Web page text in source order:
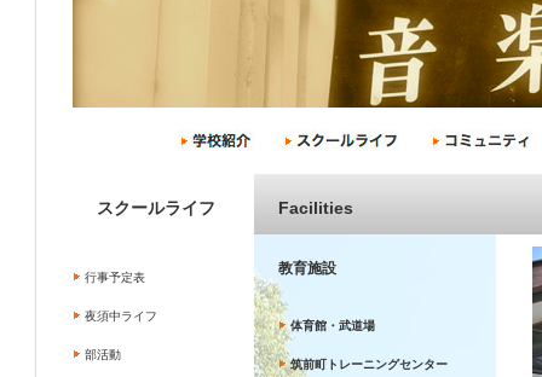
Facilities
教育施設
体育館・武道場
筑前町トレーニングセンター
スクールライフ
行事予定表
夜須中ライフ
部活動